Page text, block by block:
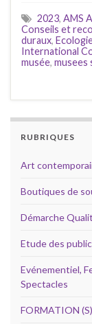
2023, AMS
Conseils et
duraux,
International
musée, musees
RUBRIQUES
Art
Boutiques de
Démarche
Etude des
Evénementiel,
Spectacles
FORMATION